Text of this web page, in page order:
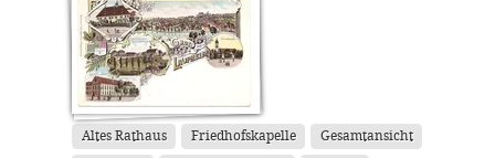
Altes Rathaus Friedhofskapelle Gesamtansicht